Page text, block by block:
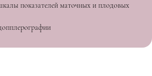
показателей маточных и плодовых